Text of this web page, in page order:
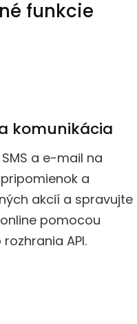
funkcie
komunikácia
a e-mail na
a
akcií a spravujte
pomocou
API.